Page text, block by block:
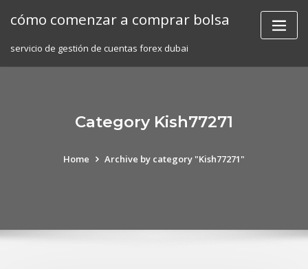
cómo comenzar a comprar bolsa
servicio de gestión de cuentas forex dubai
Category Kish77271
Home Archive by category "Kish77271"